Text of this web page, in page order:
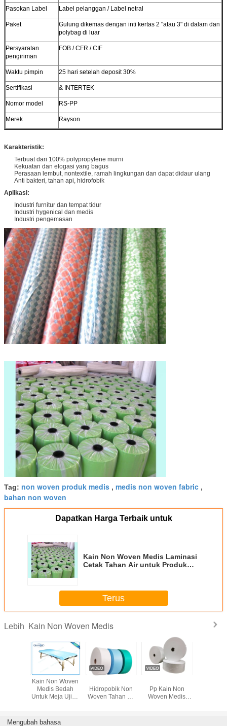
Pasokan Label Label pelanggan / Label netral
Paket
Gulung dikemas dengan inti kertas 2 "atau 3" di dalam dan
polybag di luar
Persyaratan
pengiriman
FOB / CFR / CIF
Waktu pimpin 25 hari setelah deposit 30%
Sertifikasi & INTERTEK
Nomor model RS-PP
Merek Rayson
Karakteristik:
Terbuat dari 100% polypropylene murni
Kekuatan dan elogasi yang bagus
Perasaan lembut, nontextile, ramah lingkungan dan dapat didaur ulang
Anti bakteri, tahan api, hidrofobik
Aplikasi:
Industri furnitur dan tempat tidur
Industri hygenical dan medis
Industri pengemasan
Tag: non woven produk medis , medis non woven fabric ,
bahan non woven
Dapatkan Harga Terbaik untuk
Kain Non Woven Medis Laminasi
Cetak Tahan Air untuk Produk
Terus
Lebih Kain Non Woven Medis
Kain Non Woven
Medis Bedah
Untuk Meja Ujian
Hidropobik Non
Woven Tahan Air
Pp Kain Non
Woven Medis
Mengubah bahasa